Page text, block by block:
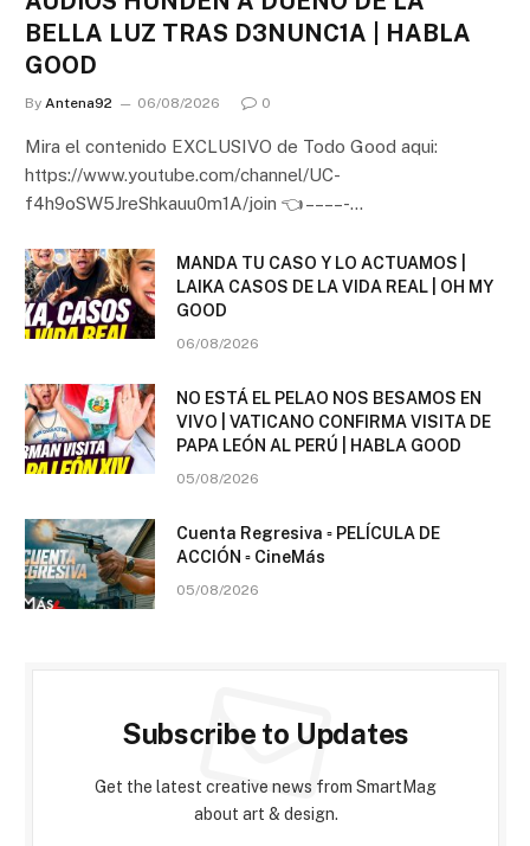
BELLA LUZ TRAS D3NUNC1A | HABLA
GOOD
By Antena92 06/08/2026 0
Mira el contenido EXCLUSIVO de Todo Good aqui:
https://www.youtube.com/channel/UC-
f4h9oSW5JreShkauu0m1A/join 👈 – – – – -…
MANDA TU CASO Y LO ACTUAMOS |
LAIKA CASOS DE LA VIDA REAL | OH MY
GOOD
06/08/2026
NO ESTÁ EL PELAO NOS BESAMOS EN
VIVO | VATICANO CONFIRMA VISITA DE
PAPA LEÓN AL PERÚ | HABLA GOOD
05/08/2026
Cuenta Regresiva ▫️ PELÍCULA DE
ACCIÓN ▫️ CineMás
05/08/2026
Subscribe to Updates
Get the latest creative news from SmartMag
about art & design.